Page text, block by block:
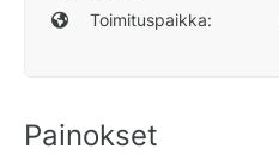
Toimituspaikka:
Painokset